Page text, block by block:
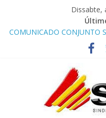
Dissabte,
COMUNICADO CONJUNTO
Comunicado STAC/ ATC de
‘Esquadra del aeropuerto de
Programa de Radio TAXI
STAC/ATC SOLICITAN
OPERATIVA DE ENTRADA
Programa de Radio TAXI